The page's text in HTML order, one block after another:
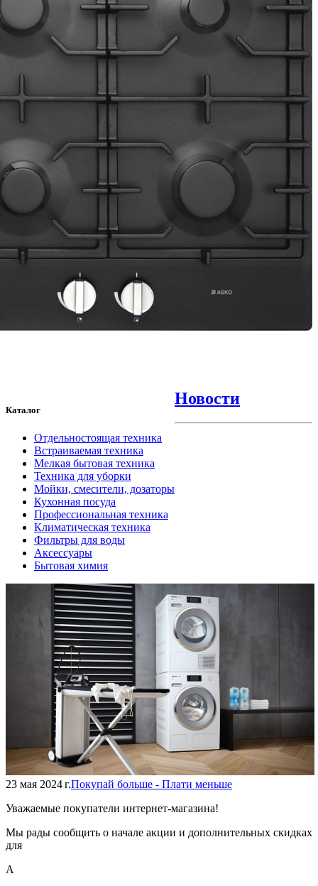
Каталог
Отдельностоящая техника
Встраиваемая техника
Мелкая бытовая техника
Техника для уборки
Мойки, смесители, дозаторы
Кухонная посуда
Профессиональная техника
Климатическая техника
Фильтры для воды
Аксессуары
Бытовая химия
Новости
23 мая 2024 г.Покупай больше - Плати меньше
Уважаемые покупатели интернет-магазина!
Мы рады сообщить о начале акции и дополнительных скидках
для
А